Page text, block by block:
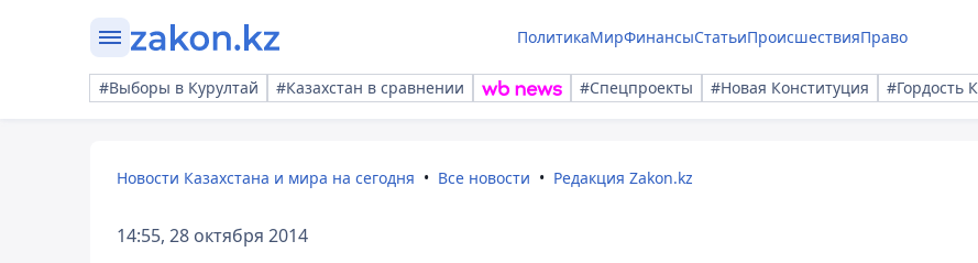
ПолитикаМирФинансыСтатьиПроисшествияПраво
#Выборы в Курултай #Казахстан в сравнении #Спецпроекты #Новая Конституция #Гордость
Новости Казахстана и мира на сегодня Все новости Редакция Zakon.kz
14:55, 28 октября 2014